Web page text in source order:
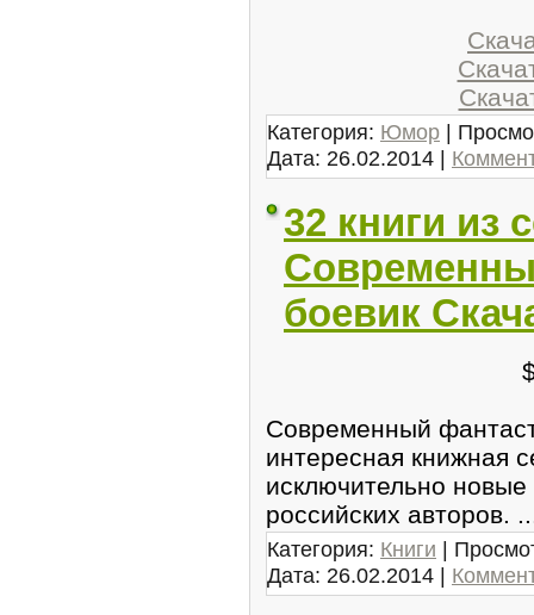
Категория: Юмор |
Дата: 26.02.2014 |
32 книги из
боевик
Современный
интересная книжная
исключительно
российских авторов.
Категория: Книги |
Дата: 26.02.2014 |